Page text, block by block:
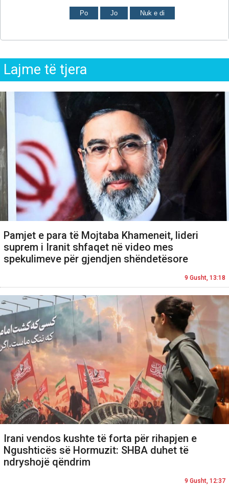
Po Jo Nuk e di
Lajme të tjera
Pamjet e para të Mojtaba Khameneit, lideri
suprem i Iranit shfaqet në video mes
spekulimeve për gjendjen shëndetësore
9 Gusht, 13:18
Irani vendos kushte të forta për rihapjen e
Ngushticës së Hormuzit: SHBA duhet të
ndryshojë qëndrim
9 Gusht, 12:37